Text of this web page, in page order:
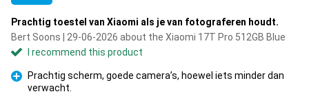
Prachtig toestel van Xiaomi als je van fotograferen houdt.
Bert Soons | 29-06-2026 about the Xiaomi 17T Pro 512GB Blue
I recommend this product
Prachtig scherm, goede camera’s, hoewel iets minder dan
verwacht.